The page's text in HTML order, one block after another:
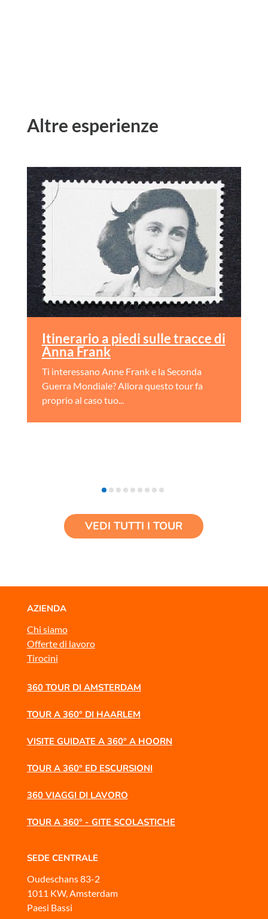
Altre esperienze
Itinerario a piedi sulle tracce di
Anna Frank
Ti interessano Anne Frank e la Seconda
Guerra Mondiale? Allora questo tour fa
proprio al caso tuo...
VEDI TUTTI I TOUR
AZIENDA
Chi siamo
Offerte di lavoro
Tirocini
360 TOUR DI AMSTERDAM
TOUR A 360° DI HAARLEM
VISITE GUIDATE A 360° A HOORN
TOUR A 360° ED ESCURSIONI
360 VIAGGI DI LAVORO
TOUR A 360° - GITE SCOLASTICHE
SEDE CENTRALE
Oudeschans 83-2
1011 KW, Amsterdam
Paesi Bassi